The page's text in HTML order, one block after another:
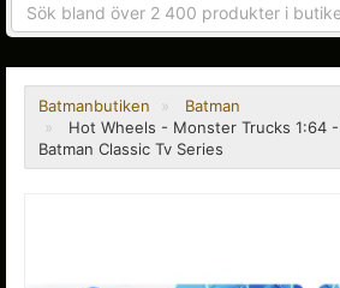
Batmanbutiken
Batman
Hot Wheels - Monster Trucks 1:64 -
Batman Classic Tv Series